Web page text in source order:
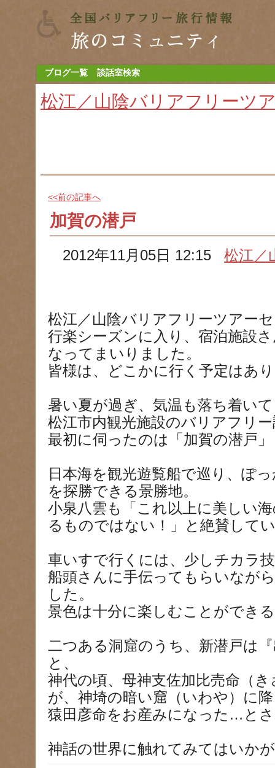
ブログ一覧 談話室検索
松江／山陰バリアフリーツ
<<前の記事へ
加賀の潜戸
2012年11月05日 12:15松江／
松江／山陰バリアフリーツアー
行楽シーズンに入り、宿泊施設
なってまいりました。
皆様は、どこかに行く予定はあ
暑い夏が過ぎ、気温も落ち着い
松江市内観光施設のバリアフリ
最初に伺ったのは「加賀の潜戸」
日本海を観光遊覧船で巡り、ぽ
を探勝できる景勝地。
小泉八雲も「これ以上に美しい
るものではない！」と絶賛して
車いすで行くには、少しチカラ
船頭さんに手伝ってもらいなが
した。
景色は十分に楽しむことができ
二つある洞窟のうち、新潜戸は
と、
神代の頃、母神支佐加比売命（
が、神埼の暗い窟（いわや）に
猿田彦命をお産みになった…と
神話の世界に触れてみてはいか